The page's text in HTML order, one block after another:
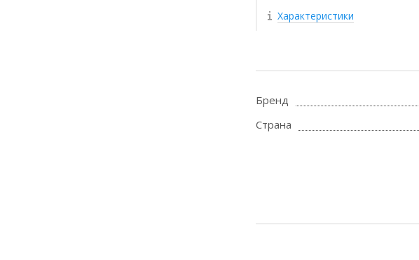
Характеристики
Бренд
Страна